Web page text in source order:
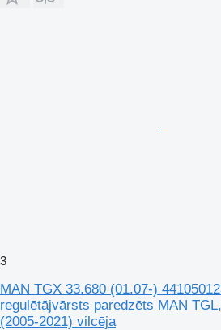
3
MAN TGX 33.680 (01.07-)
regulētājvārsts paredzēts MAN
(2005-2021) vilcēja